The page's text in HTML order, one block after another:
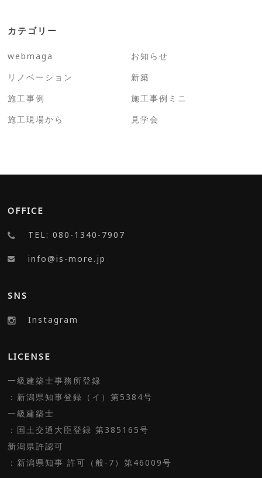
カテゴリー
webmaga
お知らせ
リノベーション
新築
施工事例
施工事例ミニ
施工現場から
見学会
OFFICE
TEL: 080-1340-7907
info@is-more.jp
SNS
Instagram
LICENSE
一級建築士事務所登録
：新潟県知事登録（イ）第5384号
一級建築士
：国土交通大臣登録 第385165号
新潟県許認可
：新潟県知事 許可（般-7）第46009号